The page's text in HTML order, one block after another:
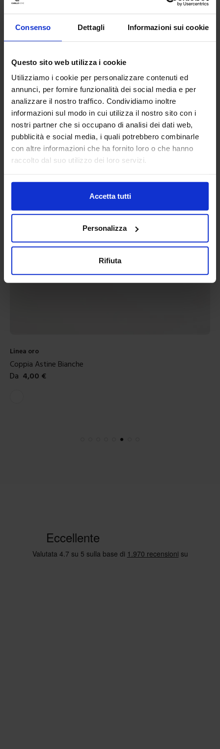
Consenso Dettagli Informazioni sui cookie
Questo sito web utilizza i cookie
Utilizziamo i cookie per personalizzare contenuti ed
annunci, per fornire funzionalità dei social media e per
analizzare il nostro traffico. Condividiamo inoltre
informazioni sul modo in cui utilizza il nostro sito con i
nostri partner che si occupano di analisi dei dati web,
pubblicità e social media, i quali potrebbero combinarle
con altre informazioni che ha fornito loro o che hanno
raccolto dal suo utilizzo dei loro servizi.
Accetta tutti
Personalizza
Rifiuta
Colori disponibili
Potrebbe interessarti anche
- 3%
Linea oro
Coppia Astine Argento
Da 4,00